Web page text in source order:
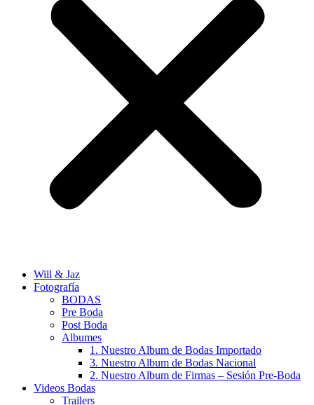
Will & Jaz
Fotografía
BODAS
Pre Boda
Post Boda
Albumes
1. Nuestro Album de Bodas Importado
3. Nuestro Album de Bodas Nacional
2. Nuestro Album de Firmas – Sesión Pre-Boda
Videos Bodas
Trailers